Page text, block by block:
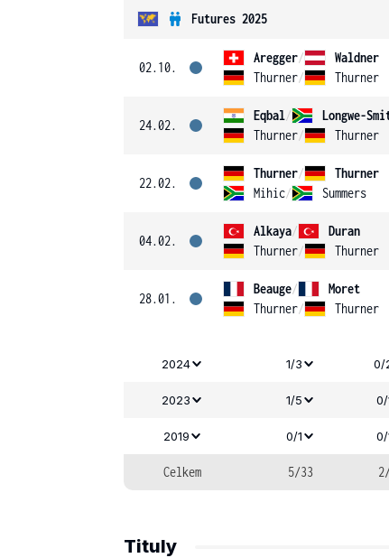
Futures 2025
02.10.
Aregger/
Waldner
Thurner/ Thurner
24.02.
Eqbal/
Longwe-
Thurner/ Thurner
22.02.
Thurner/
Thurner
Mihic/ Summers
04.02.
Alkaya/
Duran
Thurner/ Thurner
28.01.
Beauge/
Moret
Thurner/ Thurner
2024 1/3 0/
2023 1/5 0/
2019 0/1 0/
Celkem 5/33
Tituly